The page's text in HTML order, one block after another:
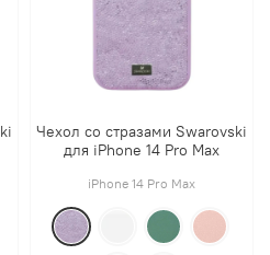
Чехол со стразами Swarovski
для iPhone 14 Pro Max
iPhone 14 Pro Max